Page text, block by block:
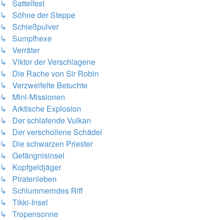
↳ Sattelfest
↳ Söhne der Steppe
↳ Schießpulver
↳ Sumpfhexe
↳ Verräter
↳ Viktor der Verschlagene
↳ Die Rache von Sir Robin
↳ Verzweifelte Betuchte
↳ Mini-Missionen
↳ Arktische Explosion
↳ Der schlafende Vulkan
↳ Der verschollene Schädel
↳ Die schwarzen Priester
↳ Gefängnisinsel
↳ Kopfgeldjäger
↳ Piratenleben
↳ Schlummerndes Riff
↳ Tikki-Insel
↳ Tropensonne